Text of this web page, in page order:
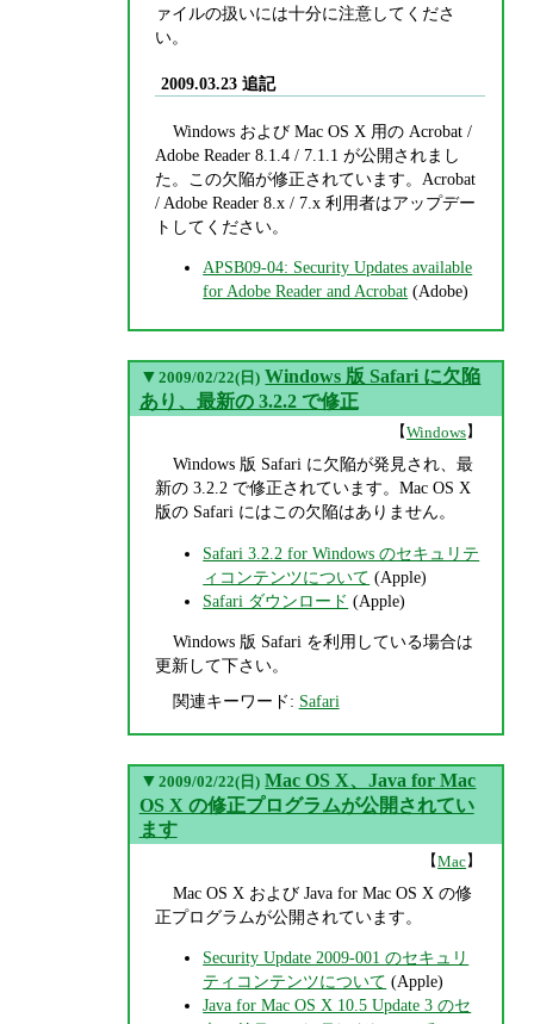
ァイルの扱いには十分に注意してくださ
い。
2009.03.23 追記
Windows および Mac OS X 用の Acrobat /
Adobe Reader 8.1.4 / 7.1.1 が公開されまし
た。この欠陥が修正されています。Acrobat
/ Adobe Reader 8.x / 7.x 利用者はアップデー
トしてください。
APSB09-04: Security Updates available
for Adobe Reader and Acrobat (Adobe)
▼ 2009/02/22(日) Windows 版 Safari に欠陥
あり、最新の 3.2.2 で修正
【Windows】
Windows 版 Safari に欠陥が発見され、最
新の 3.2.2 で修正されています。Mac OS X
版の Safari にはこの欠陥はありません。
Safari 3.2.2 for Windows のセキュリテ
ィコンテンツについて (Apple)
Safari ダウンロード (Apple)
Windows 版 Safari を利用している場合は
更新して下さい。
関連キーワード: Safari
▼ 2009/02/22(日) Mac OS X、Java for Mac
OS X の修正プログラムが公開されてい
ます
【Mac】
Mac OS X および Java for Mac OS X の修
正プログラムが公開されています。
Security Update 2009-001 のセキュリ
ティコンテンツについて (Apple)
Java for Mac OS X 10.5 Update 3 のセ